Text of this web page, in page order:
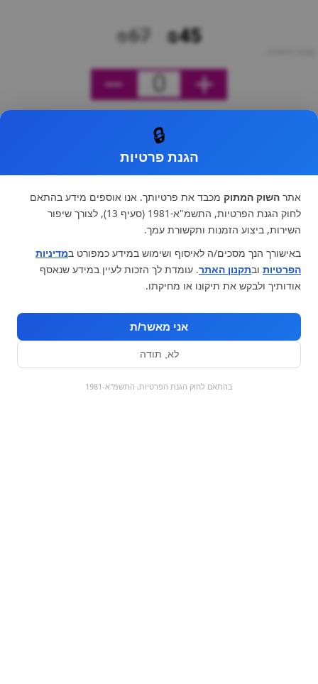
כל המוצרים
0
הקניות שלי מבצעים
₪45
₪67
0
🔒
הגנת פרטיות
אתר השוק המתוק מכבד את פרטיותך. אנו אוספים מידע בהתאם
לחוק הגנת הפרטיות, התשמ"א-1981 (סעיף 13), לצורך שיפור
השירות, ביצוע הזמנות ותקשורת עמך.
באישורך הנך מסכים/ה לאיסוף ושימוש במידע כמפורט במדיניות
הפרטיות ובתקנון האתר. עומדת לך הזכות לעיין במידע שנאסף
אודותיך ולבקש את תיקונו או מחיקתו.
אני מאשר/ת
לא, תודה
בהתאם לחוק הגנת הפרטיות, התשמ"א-1981